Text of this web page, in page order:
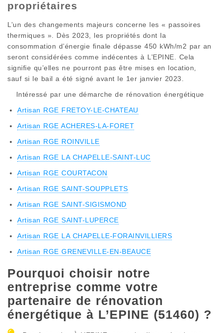
propriétaires
L’un des changements majeurs concerne les « passoires
thermiques ». Dès 2023, les propriétés dont la
consommation d’énergie finale dépasse 450 kWh/m2 par an
seront considérées comme indécentes à L’EPINE. Cela
signifie qu’elles ne pourront pas être mises en location,
sauf si le bail a été signé avant le 1er janvier 2023.
Intéressé par une démarche de rénovation énergétique
Artisan RGE FRETOY-LE-CHATEAU
Artisan RGE ACHERES-LA-FORET
Artisan RGE ROINVILLE
Artisan RGE LA CHAPELLE-SAINT-LUC
Artisan RGE COURTACON
Artisan RGE SAINT-SOUPPLETS
Artisan RGE SAINT-SIGISMOND
Artisan RGE SAINT-LUPERCE
Artisan RGE LA CHAPELLE-FORAINVILLIERS
Artisan RGE GRENEVILLE-EN-BEAUCE
Pourquoi choisir notre
entreprise comme votre
partenaire de rénovation
énergétique à L’EPINE (51460) ?